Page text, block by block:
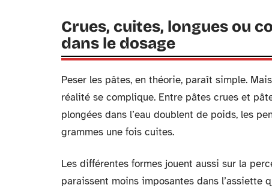
Crues, cuites, longues ou
dans le dosage
Peser les pâtes, en théorie, paraît simple.
réalité se complique. Entre pâtes crues et
plongées dans l’eau doublent de poids, les
grammes une fois cuites.
Les différentes formes jouent aussi sur la
paraissent moins imposantes dans l’assiette